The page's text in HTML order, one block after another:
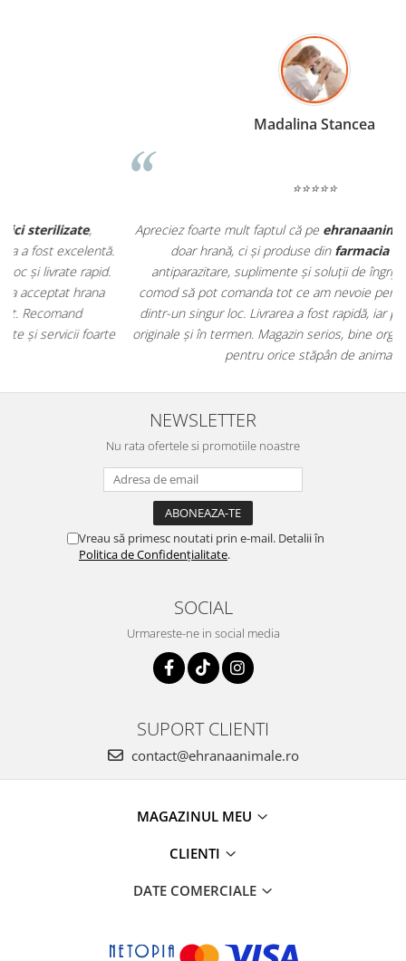
Madalina Stancea
Apreciez foarte mult faptul că peehranaanimale.ro găsesc nu
doar hrană, ci și produse dinfarmacia veterinară:
antiparazitare, suplimente și soluții de îngrijire. Este foarte
comod să pot comanda tot ce am nevoie pentru animalul meu
dintr-un singur loc. Livrarea a fost rapidă, iar produsele au fost
originale și în termen. Magazin serios, bine organizat și foarte util
pentru orice stăpân de animale.
NEWSLETTER
Nu rata ofertele si promotiile noastre
Vreau să primesc noutati prin e-mail. Detalii în
Politica de Confidențialitate.
SOCIAL
Urmareste-ne in social media
SUPORT CLIENTI
contact@ehranaanimale.ro
MAGAZINUL MEU
CLIENTI
DATE COMERCIALE